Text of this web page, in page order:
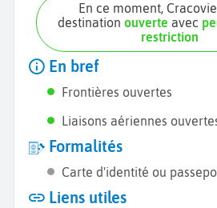
En ce moment, Cracovie est une
destinationouverte avec
restriction
En bref
Frontières ouvertes
Liaisons aériennes
Formalités
Carte d'identité ou
Liens utiles